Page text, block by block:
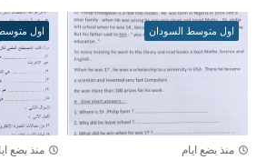
اول متوسط السودان
منذ بضع ايام
اول
منذ بضع